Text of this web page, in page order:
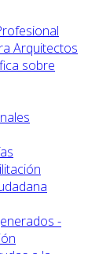
Arquitectos
sobre
-